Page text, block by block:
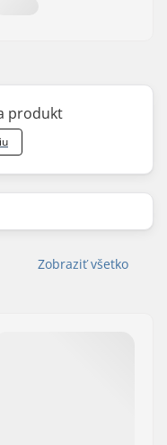
produkt
Zobraziť všetko